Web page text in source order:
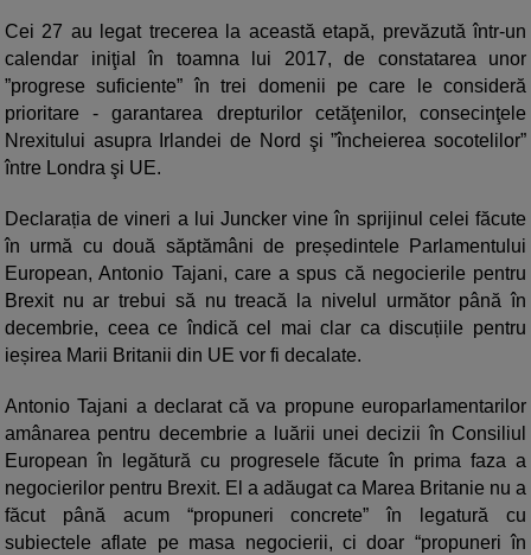
Cei 27 au legat trecerea la această etapă, prevăzută într-un
calendar iniţial în toamna lui 2017, de constatarea unor
”progrese suficiente” în trei domenii pe care le consideră
prioritare - garantarea drepturilor cetăţenilor, consecinţele
Nrexitului asupra Irlandei de Nord şi ”încheierea socotelilor”
între Londra şi UE.
Declarația de vineri a lui Juncker vine în sprijinul celei făcute
în urmă cu două săptămâni de președintele Parlamentului
European, Antonio Tajani, care a spus că negocierile pentru
Brexit nu ar trebui să nu treacă la nivelul următor până în
decembrie, ceea ce îndică cel mai clar ca discuțiile pentru
ieșirea Marii Britanii din UE vor fi decalate.
Antonio Tajani a declarat că va propune europarlamentarilor
amânarea pentru decembrie a luării unei decizii în Consiliul
European în legătură cu progresele făcute în prima faza a
negocierilor pentru Brexit. El a adăugat ca Marea Britanie nu a
făcut până acum “propuneri concrete” în legatură cu
subiectele aflate pe masa negocierii, ci doar “propuneri în